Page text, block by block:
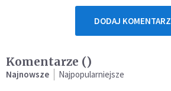
DODAJ KOMENTARZ
Komentarze ()
Najnowsze Najpopularniejsze